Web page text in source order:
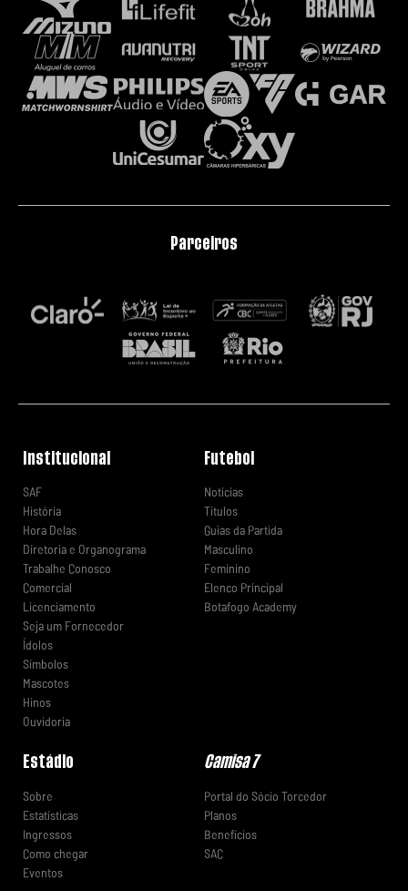
Parceiros
Institucional
SAF
História
Hora Delas
Diretoria e Organograma
Trabalhe Conosco
Comercial
Licenciamento
Seja um Fornecedor
Ídolos
Símbolos
Mascotes
Hinos
Ouvidoria
Futebol
Notícias
Títulos
Guias da Partida
Masculino
Feminino
Elenco Principal
Botafogo Academy
Estádio
Sobre
Estatísticas
Ingressos
Como chegar
Eventos
Camisa 7
Portal do Sócio Torcedor
Planos
Benefícios
SAC